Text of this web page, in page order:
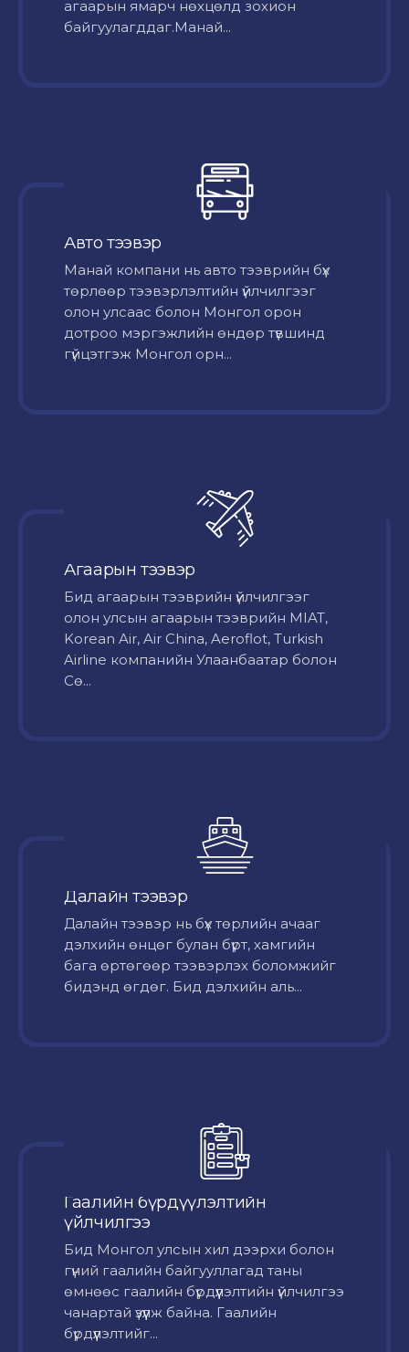
агаарын ямарч нөхцөлд зохион
байгуулагддаг.Манай...
Авто тээвэр
Mанай компани нь авто тээврийн бүх
төрлөөр тээвэрлэлтийн үйлчилгээг
олон улсаас болон Монгол орон
дотроо мэргэжлийн өндөр түвшинд
гүйцэтгэж Монгол орн...
Агаарын тээвэр
Бид агаарын тээврийн үйлчилгээг
олон улсын агаарын тээврийн MIAT,
Korean Air, Air China, Aeroflot, Turkish
Airline компанийн Улаанбаатар болон
Сө...
Далайн тээвэр
Далайн тээвэр нь бүх төрлийн ачааг
дэлхийн өнцөг булан бүрт, хамгийн
бага өртөгөөр тээвэрлэх боломжийг
бидэнд өгдөг. Бид дэлхийн аль...
Гаалийн бүрдүүлэлтийн
үйлчилгээ
Бид Монгол улсын хил дээрхи болон
гүний гаалийн байгууллагад таны
өмнөөс гаалийн бүрдүүлэлтийн үйлчилгээ
чанартай үзүүлж байна. Гаалийн
бүрдүүлэлтийг...